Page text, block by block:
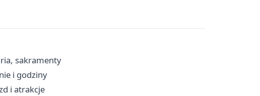
sakramenty
i godziny
i atrakcje